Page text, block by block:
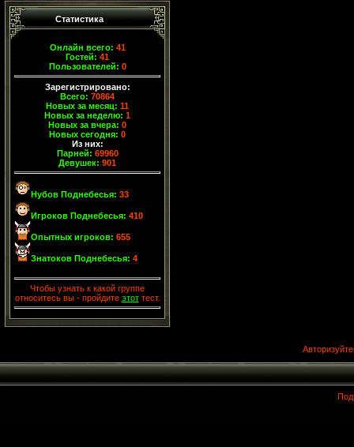
Статистика
Онлайн всего: 41
Гостей: 41
Пользователей: 0
Зарегистрировано:
Всего: 70864
Новых за месяц: 11
Новых за неделю: 1
Новых за вчера: 0
Новых сегодня: 0
Из них:
Парней: 69960
Девушек: 901
Нубов Поднебесья: 33
Игроков Поднебесья: 410
Опытных игроков: 655
Знатоков Поднебесья: 4
Чтобы узнать к какой группе
относитесь вы - пройдите этоттест.